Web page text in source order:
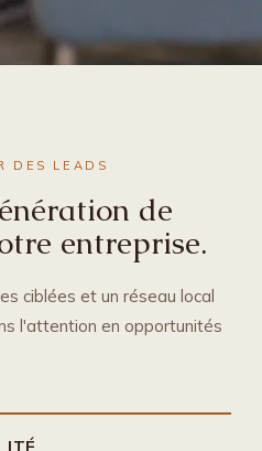
DES LEADS
de
entreprise.
ciblées et un réseau local
l'attention en opportunités